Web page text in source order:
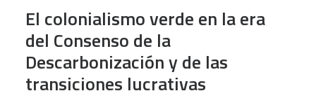
El colonialismo verde en la era
del Consenso de la
Descarbonización y de las
transiciones lucrativas